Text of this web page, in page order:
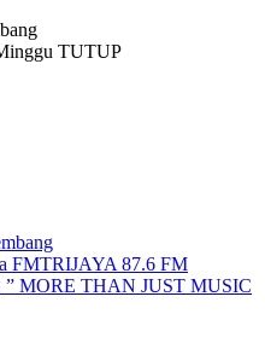
TUTUP
TRIJAYA 87.6 FM
MORE THAN JUST MUSIC